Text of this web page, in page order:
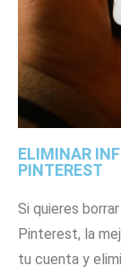
ELIMINAR
PINTEREST
Si quieres
Pinterest, la
tu cuenta y